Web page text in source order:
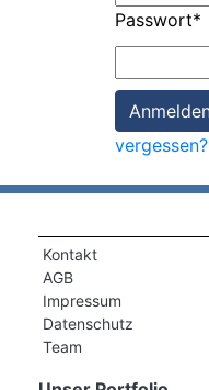
Passwort*
vergessen?
Kontakt
AGB
Impressum
Datenschutz
Team